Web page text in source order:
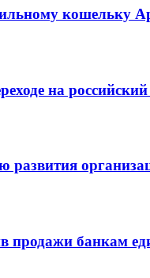
кошельку
на российский
продажи банкам